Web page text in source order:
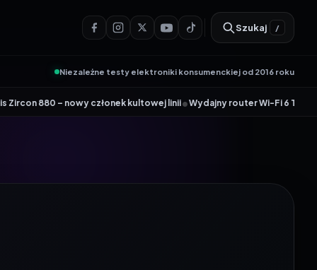
Szukaj /
Niezależne testy elektroniki konsumenckiej od 2016 roku
członek kultowej linii•Wydajny router Wi-Fi 6 Tenda AX12 Pro